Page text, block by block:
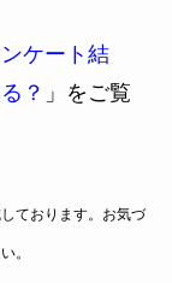
ンケート結
？ 」をご覧
ております。お気づ
。